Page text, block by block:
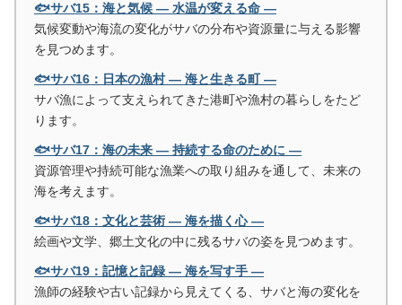
🐟サバ15：海と気候 ― 水温が変える命 ―
気候変動や海流の変化がサバの分布や資源量に与える影響
を見つめます。
🐟サバ16：日本の漁村 ― 海と生きる町 ―
サバ漁によって支えられてきた港町や漁村の暮らしをたど
ります。
🐟サバ17：海の未来 ― 持続する命のために ―
資源管理や持続可能な漁業への取り組みを通して、未来の
海を考えます。
🐟サバ18：文化と芸術 ― 海を描く心 ―
絵画や文学、郷土文化の中に残るサバの姿を見つめます。
🐟サバ19：記憶と記録 ― 海を写す手 ―
漁師の経験や古い記録から見えてくる、サバと海の変化を